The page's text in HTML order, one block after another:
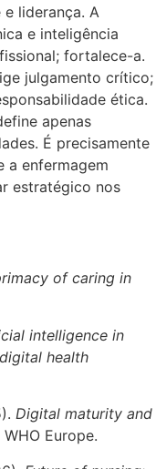
liderança. A
e inteligência
fortalece-a.
julgamento crítico;
ética.
apenas
É precisamente
a enfermagem
estratégico nos
of caring in
intelligence in
health
Digital maturity and
WHO Europe.